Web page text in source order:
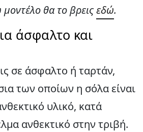
θα το βρειςεδώ.
άσφαλτο και
σε άσφαλτο ή ταρτάν,
των οποίων η σόλα είναι
υλικό, κατά
ανθεκτικό στην τριβή.